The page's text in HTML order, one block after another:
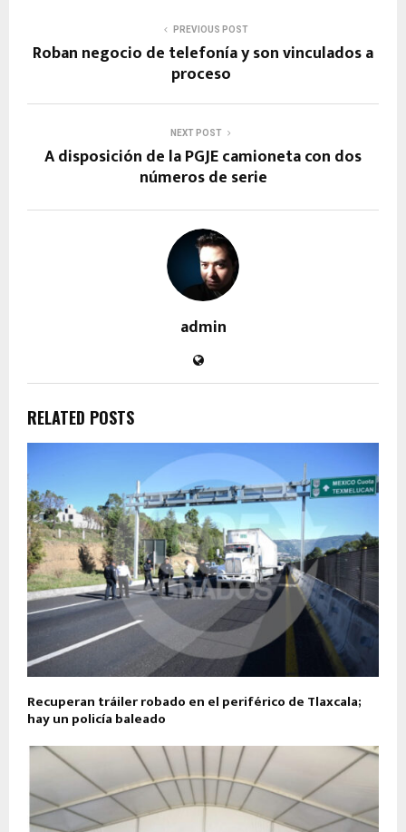
PREVIOUS POST
Roban negocio de telefonía y son vinculados a
proceso
NEXT POST
A disposición de la PGJE camioneta con dos
números de serie
admin
RELATED POSTS
Recuperan tráiler robado en el periférico de Tlaxcala;
hay un policía baleado